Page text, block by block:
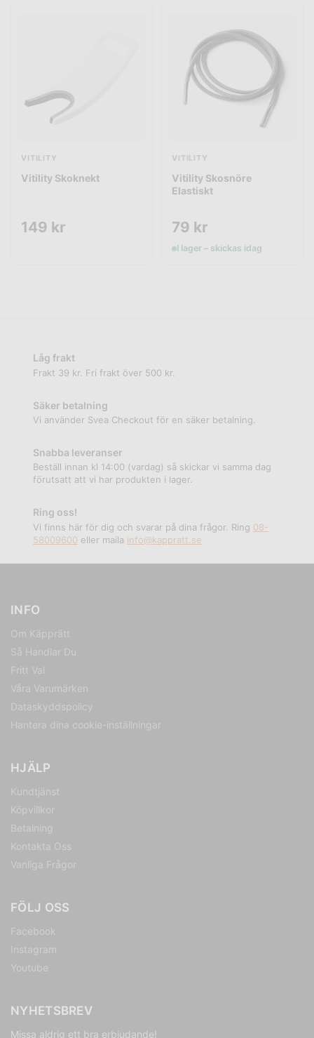
VITILITY
Vitility Skoknekt
149 kr
VITILITY
Vitility Skosnöre
Elastiskt
79 kr
I lager – skickas idag
Låg frakt
Frakt 39 kr. Fri frakt över 500 kr.
Säker betalning
Vi använder Svea Checkout för en säker betalning.
Snabba leveranser
Beställ innan kl 14:00 (vardag) så skickar vi samma dag
förutsatt att vi har produkten i lager.
Ring oss!
Vi finns här för dig och svarar på dina frågor. Ring 08-
58009600 eller maila info@kappratt.se
INFO
Om Käpprätt
Så Handlar Du
Fritt Val
Våra Varumärken
Dataskyddspolicy
Hantera dina cookie-inställningar
HJÄLP
Kundtjänst
Köpvillkor
Betalning
Kontakta Oss
Vanliga Frågor
FÖLJ OSS
Facebook
Instagram
Youtube
NYHETSBREV
Missa aldrig ett bra erbjudande!